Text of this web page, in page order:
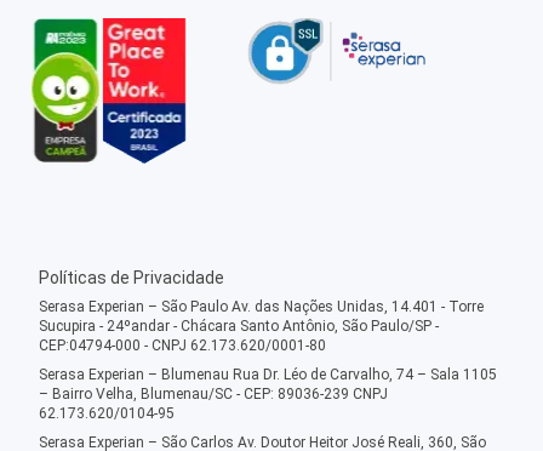
Políticas de Privacidade
Serasa Experian – São Paulo Av. das Nações Unidas, 14.401 - Torre
Sucupira - 24ºandar - Chácara Santo Antônio, São Paulo/SP -
CEP:04794-000 - CNPJ 62.173.620/0001-80
Serasa Experian – Blumenau Rua Dr. Léo de Carvalho, 74 – Sala 1105
– Bairro Velha, Blumenau/SC - CEP: 89036-239 CNPJ
62.173.620/0104-95
Serasa Experian – São Carlos Av. Doutor Heitor José Reali, 360, São